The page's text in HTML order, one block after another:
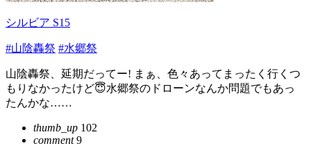
シルビア S15
#山陰轟祭 #水郷祭
山陰轟祭、延期だってー! まぁ、色々あってまったく行くつ
もりなかったけど😇水郷祭のドローンなんか問題でもあっ
たんかな……
thumb_up 102
comment9